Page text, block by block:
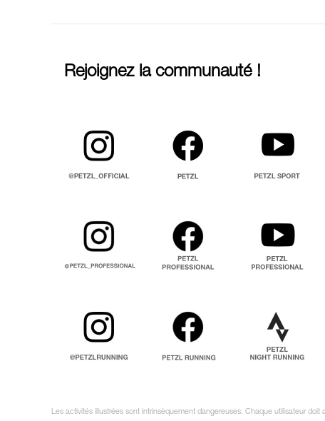
Rejoignez la communauté !
Les activités illustrées sont intrinsèquement dangereuses. Chaque utilisateur